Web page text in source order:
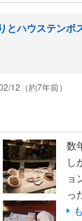
とハウステン
12（約7年前）
数
し
ョ
っ